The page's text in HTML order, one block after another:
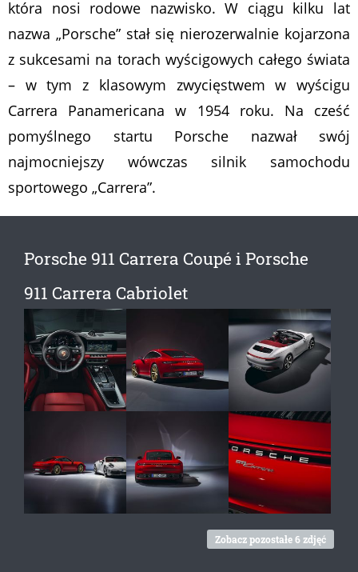
która nosi rodowe nazwisko. W ciągu kilku lat
nazwa „Porsche” stał się nierozerwalnie kojarzona
z sukcesami na torach wyścigowych całego świata
– w tym z klasowym zwycięstwem w wyścigu
Carrera Panamericana w 1954 roku. Na cześć
pomyślnego startu Porsche nazwał swój
najmocniejszy wówczas silnik samochodu
sportowego „Carrera”.
Porsche 911 Carrera Coupé i Porsche
911 Carrera Cabriolet
Zobacz pozostałe 6 zdjęć